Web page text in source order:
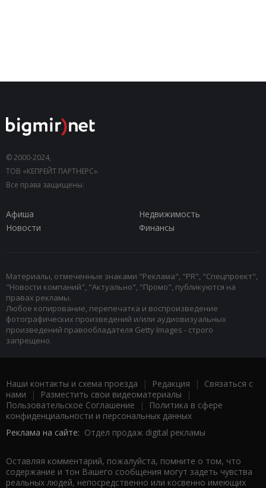
© 2000-2024,
ТОВ «КЕПРЕЙТ ПАРТНЕРС».
Все права защищены.
Афиша
Недвижимость
Новости
Финансы
Материалы, отмеченные знаками "Реклама", "PR", "Спецпроект",
"Новости компаний", "Актуально", "Промо", публикуются на
правах рекламы.
Любое копирование, перепечатка и воспроизведение
фотографических произведений и/или аудиовизуальных
произведений правообладателя Getty Images - строго
запрещено.
Наши контакты и схема проезда | Редакция | Связаться с
нами | Разместить свои видеоматериалы |
Пользовательское Соглашение |
Политика в сфере
конфиденциальности и персональных данных
Реклама на сайте: Отдел продаж digital рекламы
Оставляя комментарий, пожалуйста, помните о том, что
содержание и тон Вашего сообщения могут задеть чувства
реальных людей, непосредственно или косвенно имеющих